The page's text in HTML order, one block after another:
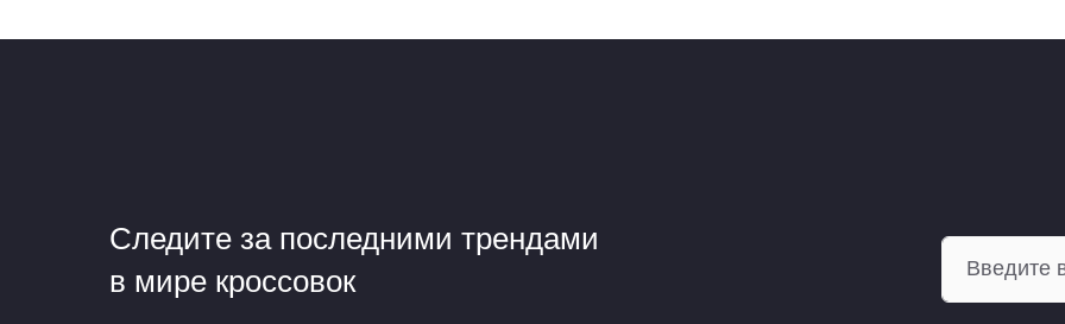
Следите за последними трендами
в мире кроссовок